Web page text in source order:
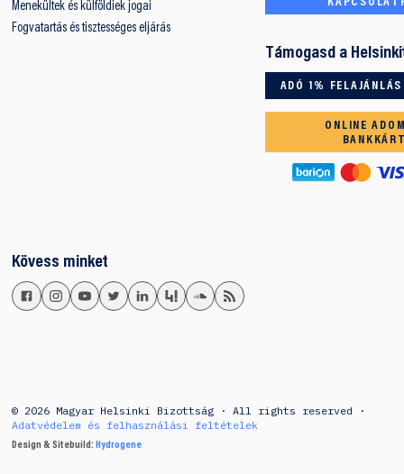
Menekültek és külföldiek jogai
Fogvatartás és tisztességes eljárás
Támogasd a
ADÓ 1% FELAJÁNLÁS
ONLINE
Kövess minket
© 2026 Magyar Helsinki Bizottság · All rights reserved ·
Adatvédelem és felhasználási feltételek
Design & Sitebuild: Hydrogene